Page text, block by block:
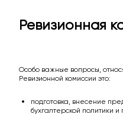
Ревизионная
Особо важные вопросы,
Ревизионной комиссии это:
подготовка, внесение
бухгалтерской политики